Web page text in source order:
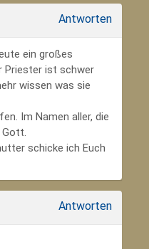
Antworten
ein großes
Priester ist schwer
wissen was sie
Im Namen aller, die
Gott.
schicke ich Euch
Antworten